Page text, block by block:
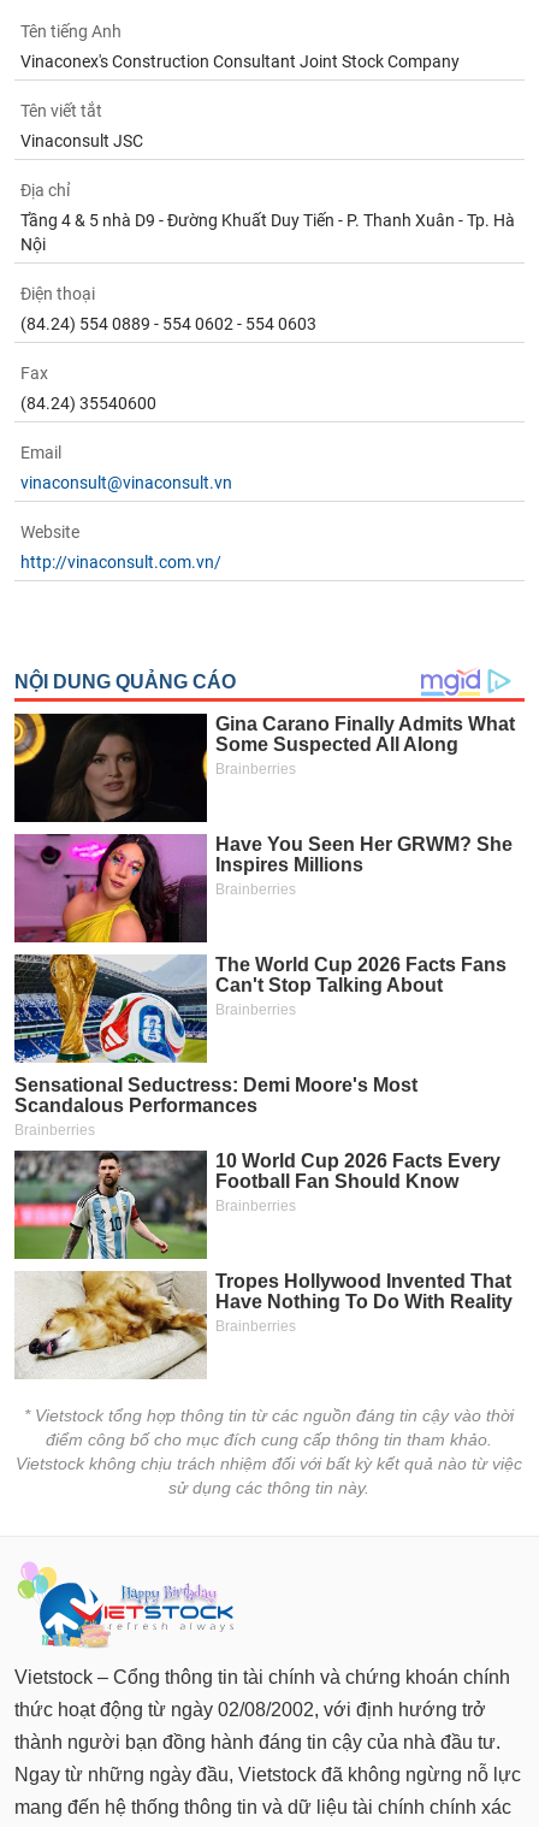
Tên tiếng Anh
Vinaconex's Construction Consultant Joint Stock Company
Tên viết tắt
Vinaconsult JSC
Địa chỉ
Tầng 4 & 5 nhà D9 - Đường Khuất Duy Tiến - P. Thanh Xuân - Tp. Hà
Nội
Điện thoại
(84.24) 554 0889 - 554 0602 - 554 0603
Fax
(84.24) 35540600
Email
vinaconsult@vinaconsult.vn
Website
http://vinaconsult.com.vn/
* Vietstock tổng hợp thông tin từ các nguồn đáng tin cậy vào thời
điểm công bố cho mục đích cung cấp thông tin tham khảo.
Vietstock không chịu trách nhiệm đối với bất kỳ kết quả nào từ việc
sử dụng các thông tin này.
Vietstock – Cổng thông tin tài chính và chứng khoán chính
thức hoạt động từ ngày 02/08/2002, với định hướng trở
thành người bạn đồng hành đáng tin cậy của nhà đầu tư.
Ngay từ những ngày đầu, Vietstock đã không ngừng nỗ lực
mang đến hệ thống thông tin và dữ liệu tài chính chính xác
chính